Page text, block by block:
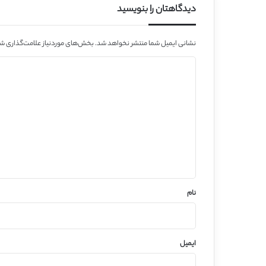
دیدگاهتان را بنویسید
نشانی ایمیل شما منتشر نخواهد شد.بخش‌های موردنیاز علامت‌گذاری
نام
ایمیل